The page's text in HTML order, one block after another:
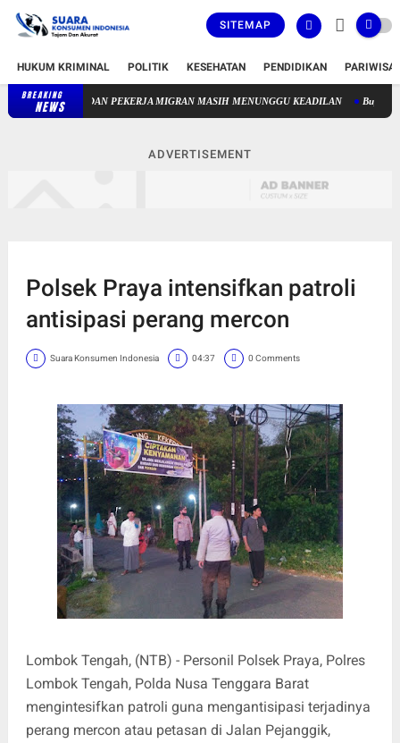
SITEMAP
HUKUM KRIMINAL POLITIK KESEHATAN PENDIDIKAN
BREAKING
NEWSDAN PEKERJA MIGRAN MASIH MENUNGGU KEADILAN Bupati Lombok
ADVERTISEMENT
Polsek Praya intensifkan patroli
antisipasi perang mercon
Suara Konsumen Indonesia 04:37 0 Comments
Lombok Tengah, (NTB) - Personil Polsek Praya, Polres
Lombok Tengah, Polda Nusa Tenggara Barat
mengintesifkan patroli guna mengantisipasi terjadinya
perang mercon atau petasan di Jalan Pejanggik,